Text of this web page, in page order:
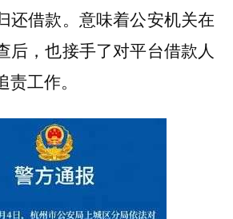
还借款。意味着公安机关在
后，也接手了对平台借款人
工作。